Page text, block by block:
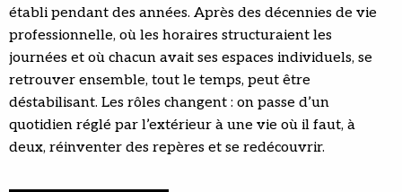
établi pendant des années. Après des décennies de vie
professionnelle, où les horaires structuraient les
journées et où chacun avait ses espaces individuels, se
retrouver ensemble, tout le temps, peut être
déstabilisant. Les rôles changent : on passe d’un
quotidien réglé par l’extérieur à une vie où il faut, à
deux, réinventer des repères et se redécouvrir.